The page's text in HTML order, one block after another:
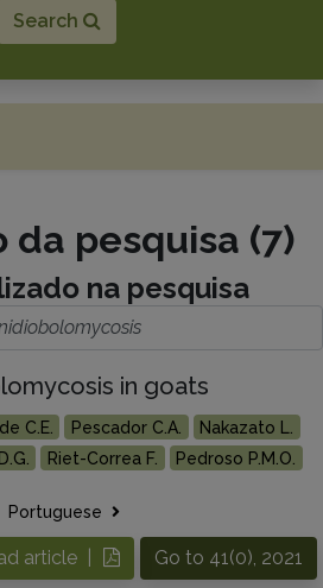
Search
da pesquisa (7)
na pesquisa
in goats
C.E. Pescador C.A.
Nakazato L.
Riet-Correa F. Pedroso P.M.O.
Portuguese
Go to 41(0), 2021
article |